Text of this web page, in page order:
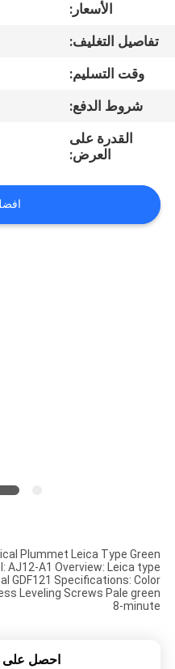
في
مراقبة
الجودة
اتصل
بنا
الأسعار:
تفاصيل التغليف:
وقت التسليم:
شروط الدفع:
القدرة على
العرض:
Plummet Leica Type Green
AJ12-A1 Overview: Leica type
GDF121 Specifications: Color
Leveling Screws Pale green
8-minute
احصل